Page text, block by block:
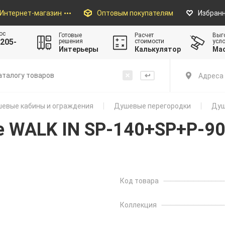
Интернет-магазин Оптовым покупателям
205-
Готовые
решения
Интерьеры
Расчет
стоимости
Калькулятор
Адреса
кабины и ограждения Душевые перегородки
IN SP-140+SP+P-
Код товара
Коллекция